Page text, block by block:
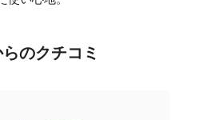
のクチコミ